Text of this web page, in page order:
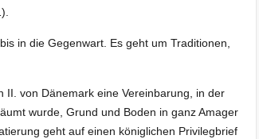
in die Gegenwart. Es geht um Traditionen,
II. von Dänemark eine Vereinbarung, in der
wurde, Grund und Boden in ganz Amager
geht auf einen königlichen Privilegbrief